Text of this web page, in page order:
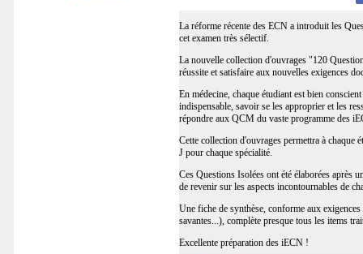
La réforme récente des ECN a introduit les
cet examen très sélectif.
La nouvelle collection d'ouvrages "120
réussite et satisfaire aux nouvelles exigences
En médecine, chaque étudiant est bien
indispensable, savoir se les approprier et les
répondre aux QCM du vaste programme des
Cette collection d'ouvrages permettra à
J pour chaque spécialité.
Ces Questions Isolées ont été élaborées après
de revenir sur les aspects incontournables de
Une fiche de synthèse, conforme aux
savantes...), complète presque tous les items
Excellente préparation des iECN !